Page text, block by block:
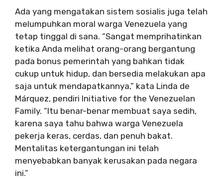
Ada yang mengatakan sistem sosialis juga telah
melumpuhkan moral warga Venezuela yang
tetap tinggal di sana. “Sangat memprihatinkan
ketika Anda melihat orang-orang bergantung
pada bonus pemerintah yang bahkan tidak
cukup untuk hidup, dan bersedia melakukan apa
saja untuk mendapatkannya,” kata Linda de
Márquez, pendiri Initiative for the Venezuelan
Family. “Itu benar-benar membuat saya sedih,
karena saya tahu bahwa warga Venezuela
pekerja keras, cerdas, dan penuh bakat.
Mentalitas ketergantungan ini telah
menyebabkan banyak kerusakan pada negara
ini.”